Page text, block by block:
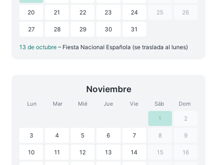
20 21 22 23 24 25 26
27 28 29 30 31
13 de octubre – Fiesta Nacional Española (se traslada al lunes)
Noviembre
Lun Mar Mié Jue Vie Sáb Dom
1 2
3 4 5 6 7 8 9
10 11 12 13 14 15 16